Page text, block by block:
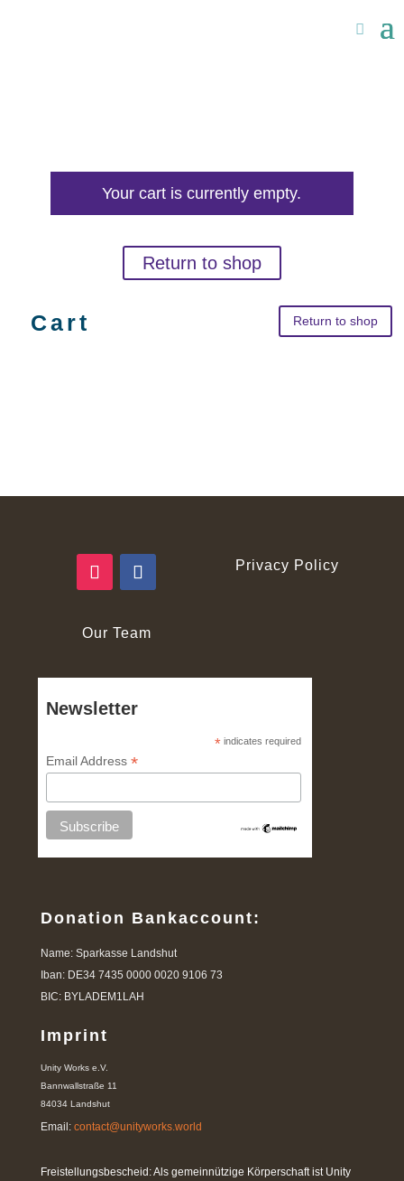
Your cart is currently empty.
Return to shop
Return to shop
Cart
Our Team
Privacy Policy
Newsletter
* indicates required
Email Address *
Donation Bankaccount:
Name: Sparkasse Landshut
Iban: DE34 7435 0000 0020 9106 73
BIC: BYLADEM1LAH
Imprint
Unity Works e.V.
Bannwallstraße 11
84034 Landshut
Email: contact@unityworks.world
Freistellungsbescheid: Als gemeinnützige Körperschaft ist Unity